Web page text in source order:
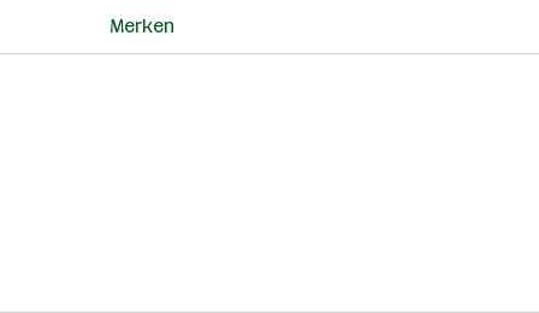
Merken